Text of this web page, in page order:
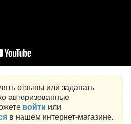
отзывы или задавать
авторизованные
войти или
в нашем интернет-магазине.